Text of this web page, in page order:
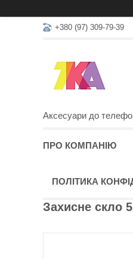
+380 (97) 309-79-39
Аксесуари до
ПРО КОМПАНІЮ
ПОЛІТИКА
Захисне скло